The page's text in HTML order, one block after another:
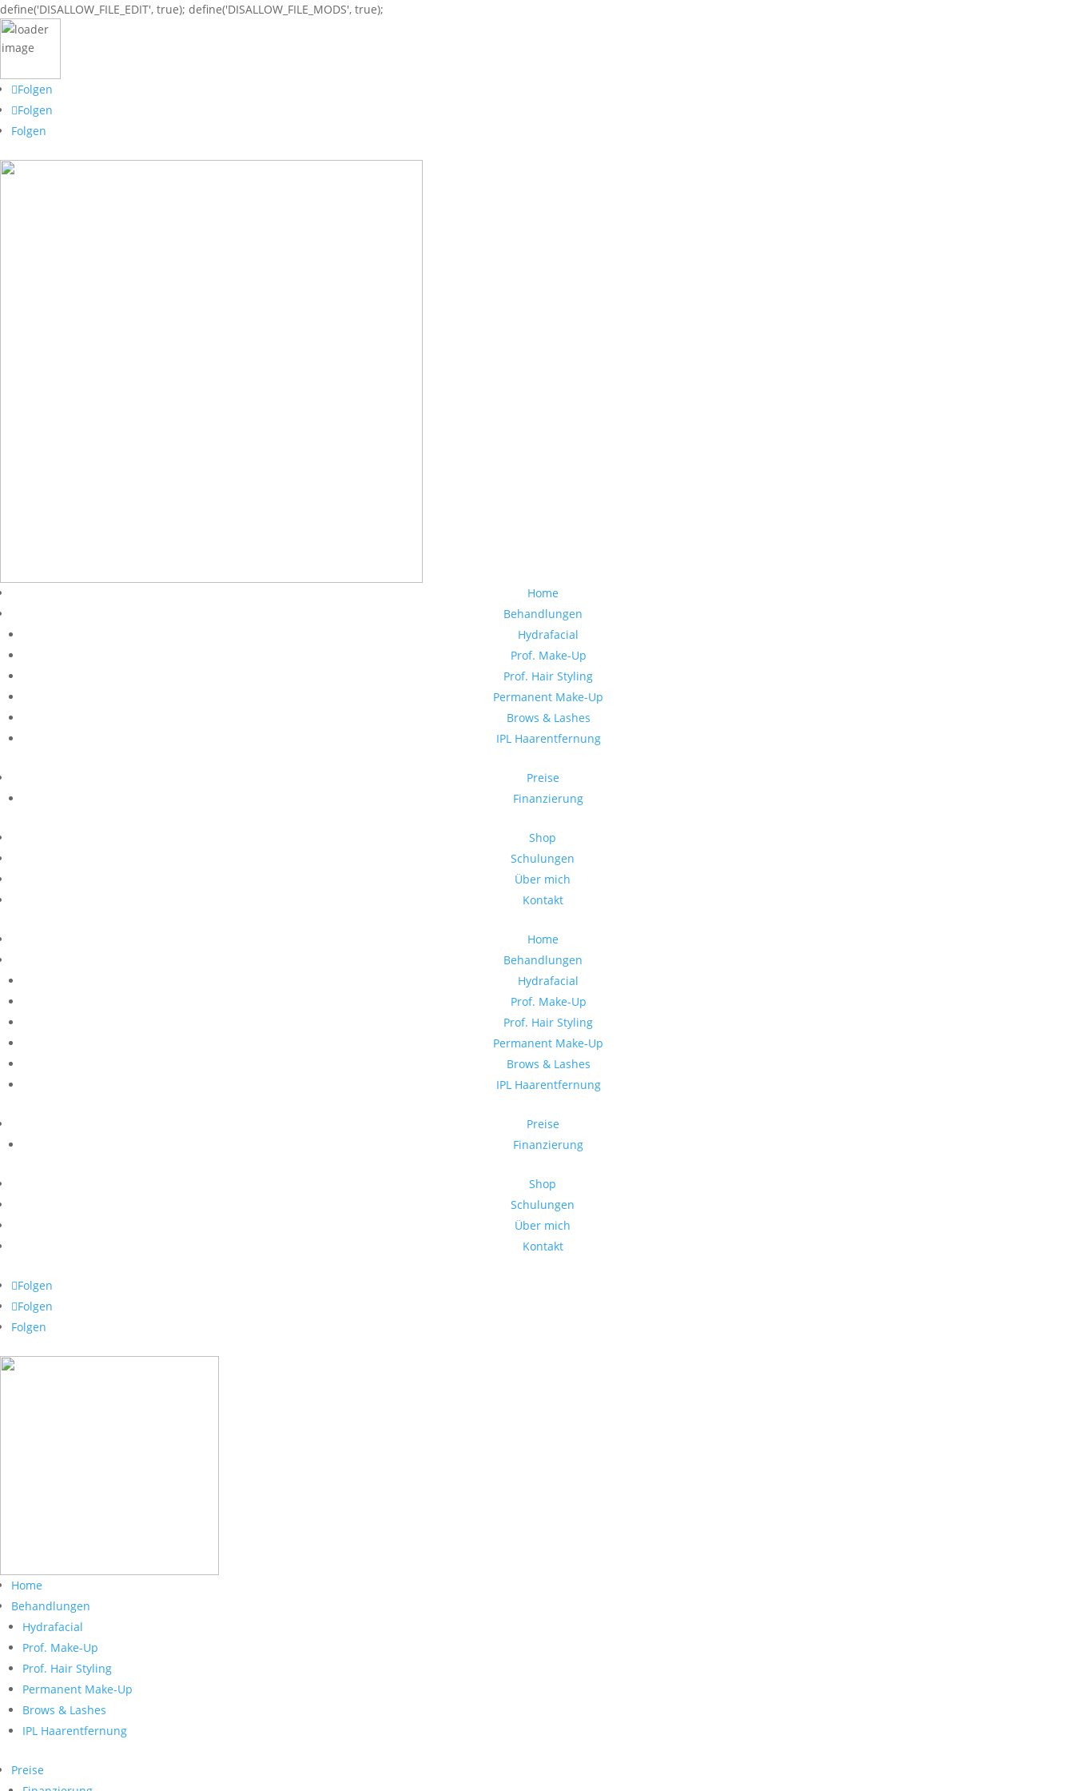
define('DISALLOW_FILE_EDIT', true); define('DISALLOW_FILE_MODS', true);
Folgen
Folgen
Folgen
Home
Behandlungen
Hydrafacial
Prof. Make-Up
Prof. Hair Styling
Permanent Make-Up
Brows & Lashes
IPL Haarentfernung
Preise
Finanzierung
Shop
Schulungen
Über mich
Kontakt
Home
Behandlungen
Hydrafacial
Prof. Make-Up
Prof. Hair Styling
Permanent Make-Up
Brows & Lashes
IPL Haarentfernung
Preise
Finanzierung
Shop
Schulungen
Über mich
Kontakt
Folgen
Folgen
Folgen
Home
Behandlungen
Hydrafacial
Prof. Make-Up
Prof. Hair Styling
Permanent Make-Up
Brows & Lashes
IPL Haarentfernung
Preise